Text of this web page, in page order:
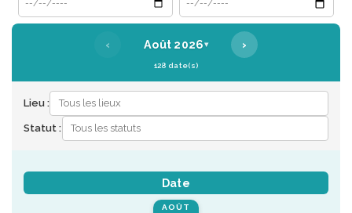
‹ Août 2026▾ ›
128 date(s)
Lieu :
Statut :
Date
AOÛT